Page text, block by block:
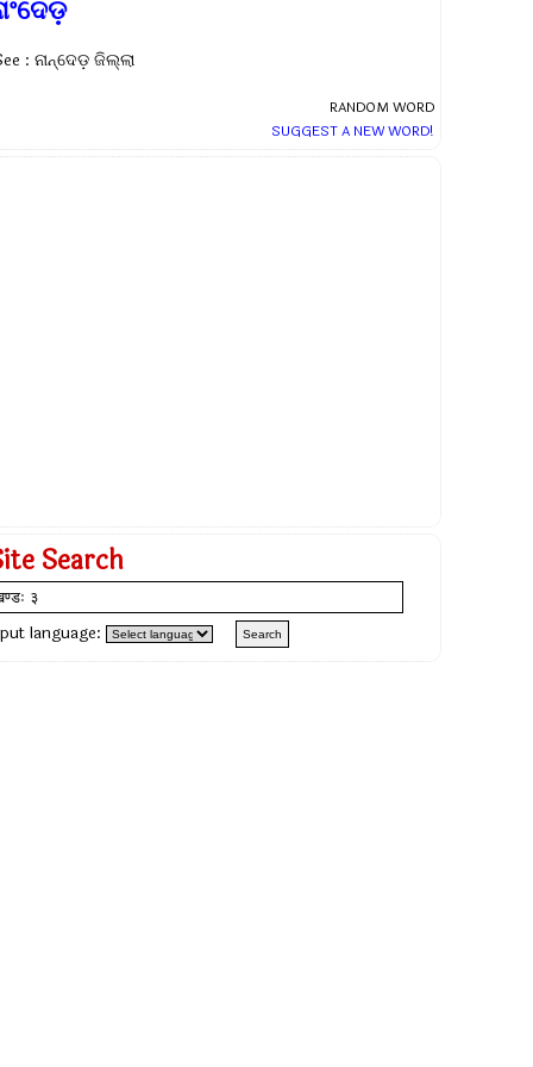
: ନାନ୍ଦେଡ଼ ଜିଲ୍ଲା
RANDOM WORD
SUGGEST A NEW WORD!
Search
language: